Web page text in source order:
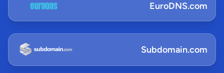
EuroDNS.com
Subdomain.com